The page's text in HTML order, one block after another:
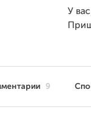
У
9